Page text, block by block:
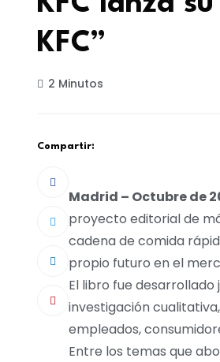
KFC”
2 Minutos
Compartir:
Madrid – Octubre de
proyecto editorial de
cadena de comida
propio futuro en el
El libro fue
investigación
empleados,
Entre los temas que